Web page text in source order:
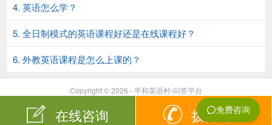
4. 英语怎么学？
5. 全日制模式的英语课程好还是在线课程好？
6. 外教英语课程是怎么上课的？
在线咨询 拨打电话
Copyright © 2026 - 平和英语村-问答平台